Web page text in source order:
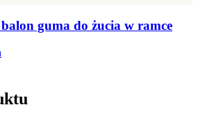
guma do żucia w ramce